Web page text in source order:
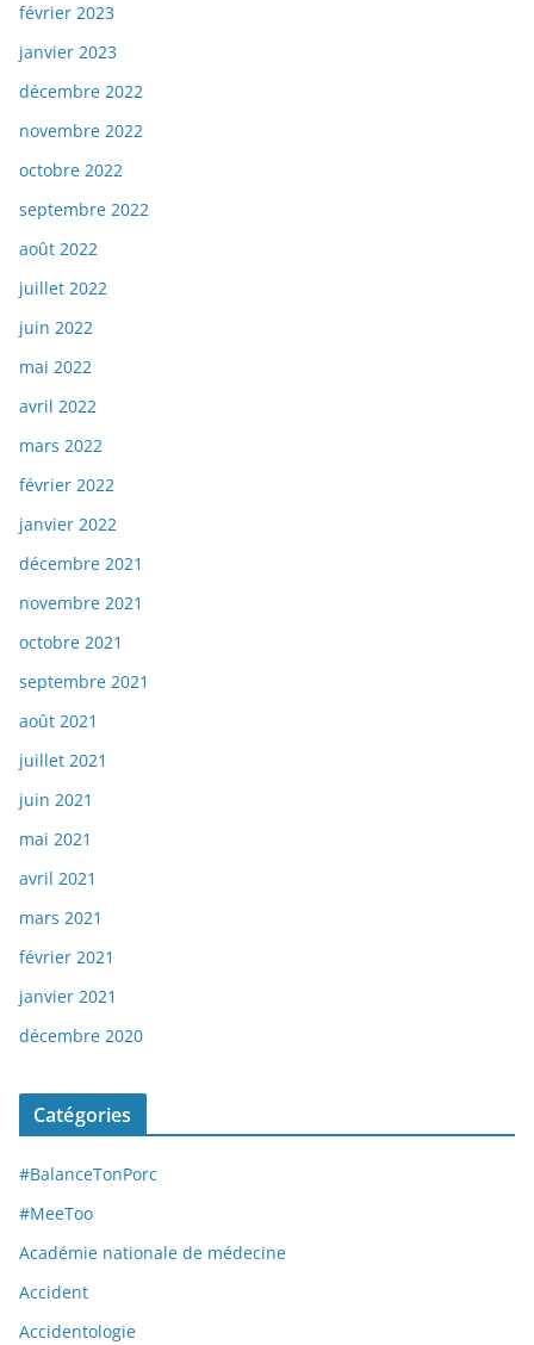
février 2023
janvier 2023
décembre 2022
novembre 2022
octobre 2022
septembre 2022
août 2022
juillet 2022
juin 2022
mai 2022
avril 2022
mars 2022
février 2022
janvier 2022
décembre 2021
novembre 2021
octobre 2021
septembre 2021
août 2021
juillet 2021
juin 2021
mai 2021
avril 2021
mars 2021
février 2021
janvier 2021
décembre 2020
Catégories
#BalanceTonPorc
#MeeToo
Académie nationale de médecine
Accident
Accidentologie